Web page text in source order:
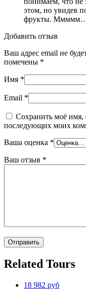
этом, но увидев
фрукты.
Добавить отзыв
Ваш адрес email не
помечены *
Имя *
Email *
Сохранить моё имя,
последующих моих
Ваша оценка *
Ваш отзыв *
Related Tours
18 982 руб